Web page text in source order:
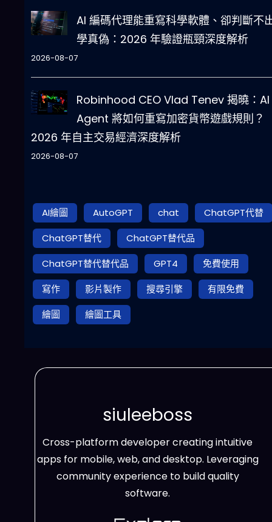
AI 編碼代理能重寫科學軟體、卻判斷不
學真偽：2026 年驗證瓶頸深度解析
2026-08-07
Robinhood CEO Vlad Tenev 揭曉：AI
Agent 將如何重寫加密貨幣遊戲規則？
2026 年自主交易經濟深度解析
2026-08-07
AI繪圖 AutoGPT chat
ChatGPT代替
ChatGPT替代
ChatGPT替代品
ChatGPT替代替代品
GPT4
免費使用
寫作
影片製作 搜尋引擎
有限免費
繪圖
繪圖工具
siuleeboss
Cross-platform developer creating intuitive
apps for mobile, web, and desktop. Leveraging
community experience to build quality
software.